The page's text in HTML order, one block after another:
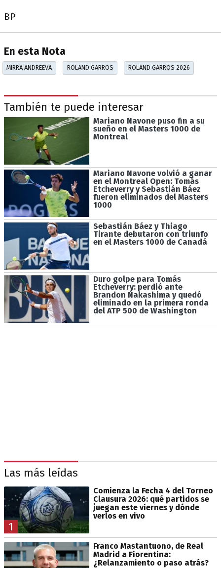
BP
En esta Nota
MIRRA ANDREEVA ROLAND GARROS ROLAND GARROS 2026
También te puede interesar
Mariano Navone puso fin a su
sueño en el Masters 1000 de
Montreal
Mariano Navone volvió a ganar
en el Montreal Open: Tomás
Etcheverry y Sebastián Báez
fueron eliminados del Masters
1000
Sebastián Báez y Thiago
Tirante debutaron con triunfo
en el Masters 1000 de Canadá
Duro golpe para Tomás
Etcheverry: perdió ante
Brandon Nakashima y quedó
eliminado en la primera ronda
del ATP 500 de Washington
Las más leídas
1
Comienza la Fecha 4 del Torneo
Clausura 2026: qué partidos se
juegan este viernes y dónde
verlos en vivo
Franco Mastantuono, de Real
Madrid a Fiorentina:
¿Relanzamiento o paso atrás?